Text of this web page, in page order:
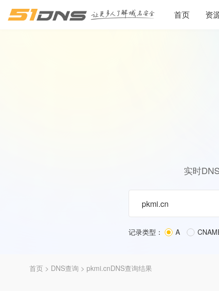
首页 资
实时
记录类型： A
首页 > DNS查询 > pkmi.cnDNS查询结果